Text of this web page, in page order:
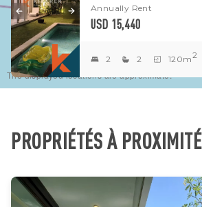
The displayed locations are approximate.
Annually Rent
USD 15,440
2 2 120m2
PROPRIÉTÉS À PROXIMITÉ